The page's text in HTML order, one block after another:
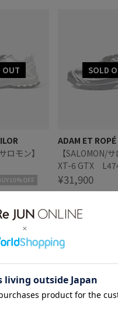
ロモン】
ADAM ET
【SALOMON/サ
XT-6 GTX
¥31,900